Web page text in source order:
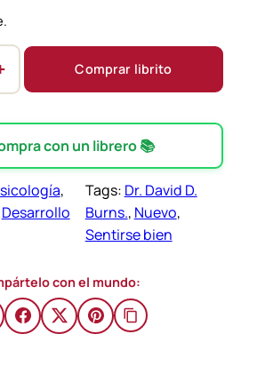
Comprar librito
con un librero 📚
Desarrollo
Tags: Dr. David D.
Burns., Nuevo
Sentirse bien
con el mundo: